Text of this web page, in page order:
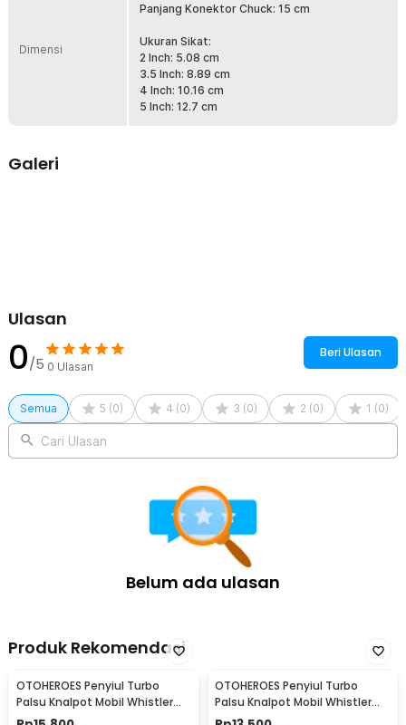
Terbuat dari bahan plastik, nilon, dan spons berkualitas membuat
kepala sikat ini tahan lama, tidak mudah rontok dan awet untuk
penggunaan jangka panjang. Bagian konektornya terbuat dari
bahan stainless steel yang dikenal kuat, tahan karat, serta tahan
4 x Sikat
Dimensi
Panjang Konektor Chuck: 15 cm
Ukuran Sikat:
2 Inch: 5.08 cm
3.5 Inch: 8.89 cm
4 Inch: 10.16 cm
5 Inch: 12.7 cm
Galeri
Ulasan
0/5 0 Ulasan
Beri Ulasan
Semua 5 (0) 4 (0) 3 (0) 2 (0) 1 (0)
Cari Ulasan
Belum ada ulasan
Produk Rekomendasi
OTOHEROES Penyiul Turbo
Palsu Knalpot Mobil Whistler
1000-2400cc L - TUR007
OTOHEROES Penyiul Turbo
Palsu Knalpot Mobil Whistler
1000-1800cc M 1.6-2.0 - TUR007